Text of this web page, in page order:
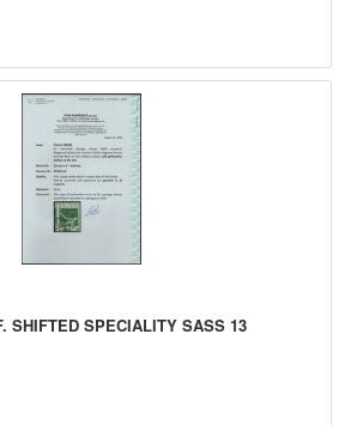
SHIFTED SPECIALITY SASS 13